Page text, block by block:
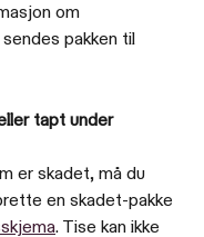
om
pakken til
tapt under
er skadet, må du
en skadet-pakke
. Tise kan ikke